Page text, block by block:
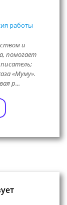
работы
и
помогает
«Муму».
р...